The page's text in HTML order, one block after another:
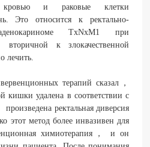
кровью и раковые клетки
Это относится к ректально-
TxNxM1 при
к злокачественной
лечить.
терапий сказал，
кишки удалена в соответствии с
ректальная диверсия
этот метод более инвазивен для
химиотерапия， и он